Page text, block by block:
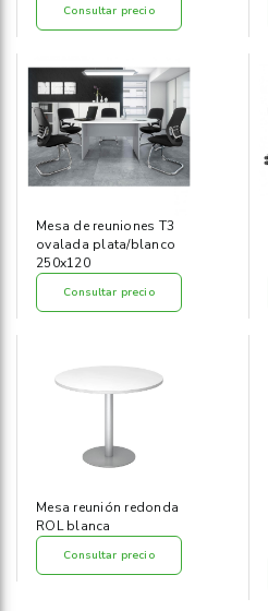
Consultar precio
Mesa de reuniones T3
ovalada plata/blanco
250x120
Consultar precio
Mesa reunión redonda
ROL blanca
Consultar precio